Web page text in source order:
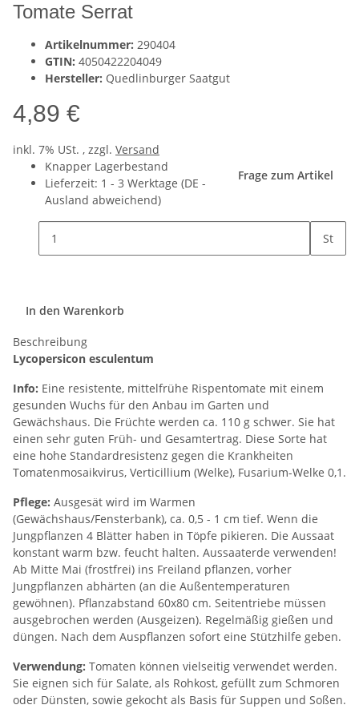
Tomate Serrat
Artikelnummer: 290404
GTIN: 4050422204049
Hersteller: Quedlinburger Saatgut
4,89 €
inkl. 7% USt. , zzgl. Versand
Knapper Lagerbestand
Lieferzeit: 1 - 3 Werktage (DE -
Ausland abweichend)
Frage zum Artikel
St
In den Warenkorb
Beschreibung
Lycopersicon esculentum
Info: Eine resistente, mittelfrühe Rispentomate mit einem
gesunden Wuchs für den Anbau im Garten und
Gewächshaus. Die Früchte werden ca. 110 g schwer. Sie hat
einen sehr guten Früh- und Gesamtertrag. Diese Sorte hat
eine hohe Standardresistenz gegen die Krankheiten
Tomatenmosaikvirus, Verticillium (Welke), Fusarium-Welke 0,1.
Pflege: Ausgesät wird im Warmen
(Gewächshaus/Fensterbank), ca. 0,5 - 1 cm tief. Wenn die
Jungpflanzen 4 Blätter haben in Töpfe pikieren. Die Aussaat
konstant warm bzw. feucht halten. Aussaaterde verwenden!
Ab Mitte Mai (frostfrei) ins Freiland pflanzen, vorher
Jungpflanzen abhärten (an die Außentemperaturen
gewöhnen). Pflanzabstand 60x80 cm. Seitentriebe müssen
ausgebrochen werden (Ausgeizen). Regelmäßig gießen und
düngen. Nach dem Auspflanzen sofort eine Stützhilfe geben.
Verwendung: Tomaten können vielseitig verwendet werden.
Sie eignen sich für Salate, als Rohkost, gefüllt zum Schmoren
oder Dünsten, sowie gekocht als Basis für Suppen und Soßen.